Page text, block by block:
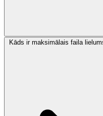
Kāds ir maksimālais faila